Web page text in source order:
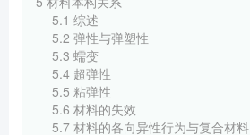
5.1 综述
5.2 弹性与弹塑性
5.3 蠕变
5.4 超弹性
5.5 粘弹性
5.6 材料的失效
5.7 材料的各向异性行为与复合材料